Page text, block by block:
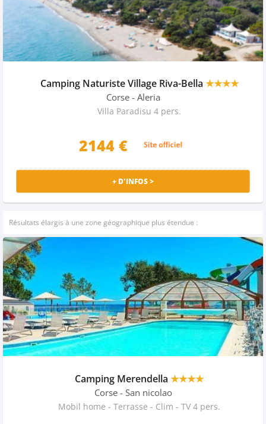
Camping Naturiste Village Riva-Bella ★★★★
Corse - Aleria
Villa Paradisu 4 pers.
2144 €
+ D'INFOS >
Résultats élargis à une zone géographique plus étendue :
Camping Merendella ★★★★
Corse - San nicolao
Mobil home - Terrasse - Clim - TV 4 pers.